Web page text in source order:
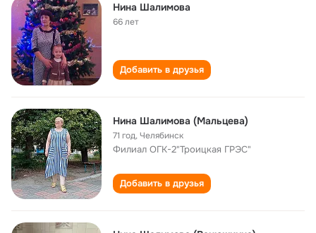
Нина Шалимова
66 лет
Добавить в друзья
Нина Шалимова (Мальцева)
71 год,Челябинск
Филиал ОГК-2"Троицкая ГРЭС"
Добавить в друзья